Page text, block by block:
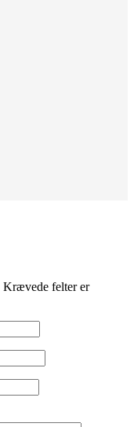
Krævede felter er